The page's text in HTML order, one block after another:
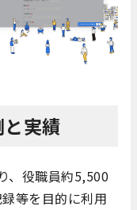
実績
、役職員約5,500
等を目的に利用